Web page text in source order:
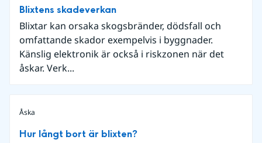
Blixtens skadeverkan
Blixtar kan orsaka skogsbränder, dödsfall och
omfattande skador exempelvis i byggnader.
Känslig elektronik är också i riskzonen när det
åskar. Verk...
Åska
Hur långt bort är blixten?